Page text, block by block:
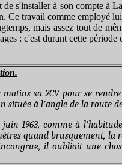
s'installer à son compte à
travail comme employé
mais assez tout de
: c'est durant cette
matins sa 2CV pour se
située à l'angle de la route
1963, comme à
quand brusquement,
il oubliait une